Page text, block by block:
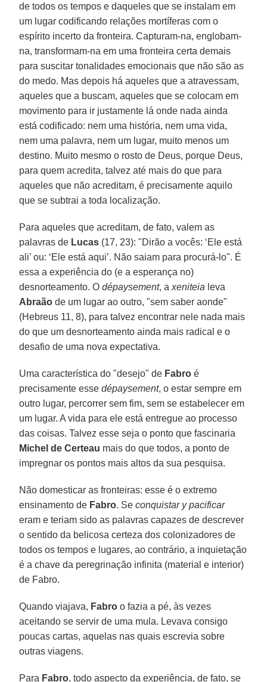
de todos os tempos e daqueles que se instalam em
um lugar codificando relações mortíferas com o
espírito incerto da fronteira. Capturam-na, englobam-
na, transformam-na em uma fronteira certa demais
para suscitar tonalidades emocionais que não são as
do medo. Mas depois há aqueles que a atravessam,
aqueles que a buscam, aqueles que se colocam em
movimento para ir justamente lá onde nada ainda
está codificado: nem uma história, nem uma vida,
nem uma palavra, nem um lugar, muito menos um
destino. Muito mesmo o rosto de Deus, porque Deus,
para quem acredita, talvez até mais do que para
aqueles que não acreditam, é precisamente aquilo
que se subtrai a toda localização.
Para aqueles que acreditam, de fato, valem as
palavras de Lucas (17, 23): "Dirão a vocês: ‘Ele está
ali’ ou: ‘Ele está aqui’. Não saiam para procurá-lo". É
essa a experiência do (e a esperança no)
desnorteamento. Odépaysement, axeniteia leva
Abraão de um lugar ao outro, "sem saber aonde"
(Hebreus 11, 8), para talvez encontrar nele nada mais
do que um desnorteamento ainda mais radical e o
desafio de uma nova expectativa.
Uma característica do "desejo" de Fabro é
precisamente essedépaysement, o estar sempre em
outro lugar, percorrer sem fim, sem se estabelecer em
um lugar. A vida para ele está entregue ao processo
das coisas. Talvez esse seja o ponto que fascinaria
Michel de Certeau mais do que todos, a ponto de
impregnar os pontos mais altos da sua pesquisa.
Não domesticar as fronteiras: esse é o extremo
ensinamento de Fabro. Seconquistar y pacificar
eram e teriam sido as palavras capazes de descrever
o sentido da belicosa certeza dos colonizadores de
todos os tempos e lugares, ao contrário, a inquietação
é a chave da peregrinação infinita (material e interior)
de Fabro.
Quando viajava, Fabro o fazia a pé, às vezes
aceitando se servir de uma mula. Levava consigo
poucas cartas, aquelas nas quais escrevia sobre
outras viagens.
Para Fabro, todo aspecto da experiência, de fato, se